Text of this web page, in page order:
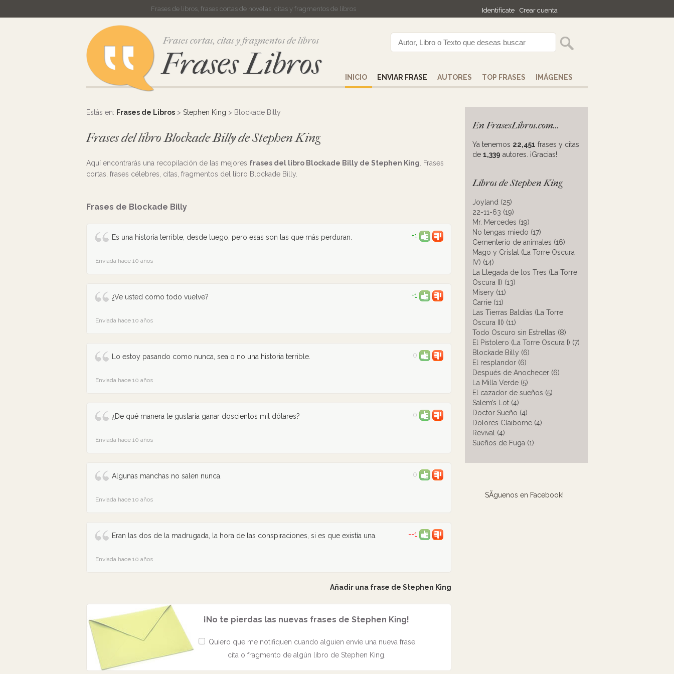
Identifícate Crear cuenta
Frases de libros, frases cortas de novelas, citas y fragmentos de libros
Frases cortas, citas y fragmentos de libros
Frases Libros INICIO ENVIAR FRASE AUTORES TOP FRASES IMÁGENES
Estás en: Frases de Libros > Stephen King > Blockade Billy
Frases del libro Blockade Billy de Stephen King
Aquí encontrarás una recopilación de las mejores frases del libro Blockade Billy de Stephen King . Frases
cortas, frases célebres, citas, fragmentos del libro Blockade Billy.
Frases de Blockade Billy
Es una historia terrible, desde luego, pero esas son las que más perduran. +1
Enviada hace 10 años
¿Ve usted como todo vuelve? +1
Enviada hace 10 años
Lo estoy pasando como nunca, sea o no una historia terrible. 0
Enviada hace 10 años
¿De qué manera te gustaría ganar doscientos mil dólares? 0
Enviada hace 10 años
Algunas manchas no salen nunca. 0
Enviada hace 10 años
Eran las dos de la madrugada, la hora de las conspiraciones, si es que existía una. --1
Enviada hace 10 años
Añadir una frase de Stephen King
¡No te pierdas las nuevas frases de Stephen King!
Quiero que me notifiquen cuando alguien envíe una nueva frase,
cita o fragmento de algún libro de Stephen King.
En FrasesLibros.com...
Ya tenemos 22,451 frases y citas
de 1,339 autores. ¡Gracias!
Libros de Stephen King
Joyland (25)
22-11-63 (19)
Mr. Mercedes (19)
No tengas miedo (17)
Cementerio de animales (16)
Mago y Cristal (La Torre Oscura
IV) (14)
La Llegada de los Tres (La Torre
Oscura II) (13)
Misery (11)
Carrie (11)
Las Tierras Baldías (La Torre
Oscura III) (11)
Todo Oscuro sin Estrellas (8)
El Pistolero (La Torre Oscura I) (7)
Blockade Billy (6)
El resplandor (6)
Después de Anochecer (6)
La Milla Verde (5)
El cazador de sueños (5)
Salem’s Lot (4)
Doctor Sueño (4)
Dolores Claiborne (4)
Revival (4)
Sueños de Fuga (1)
SÃ­guenos en Facebook!